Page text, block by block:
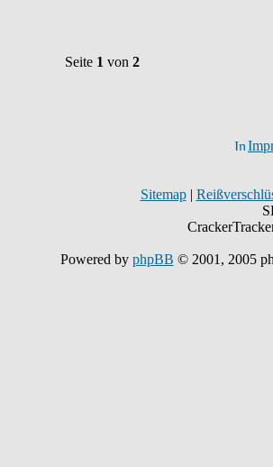
Seite 1 von 2
Sitemap|
Powered by phpBB © 2001, 2005